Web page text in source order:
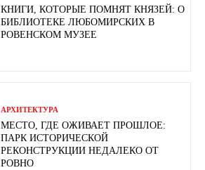
КНИГИ, КОТОРЫЕ ПОМНЯТ КНЯЗЕЙ: О
БИБЛИОТЕКЕ ЛЮБОМИРСКИХ В
РОВЕНСКОМ МУЗЕЕ
АРХИТЕКТУРА
МЕСТО, ГДЕ ОЖИВАЕТ ПРОШЛОЕ:
ПАРК ИСТОРИЧЕСКОЙ
РЕКОНСТРУКЦИИ НЕДАЛЕКО ОТ
РОВНО